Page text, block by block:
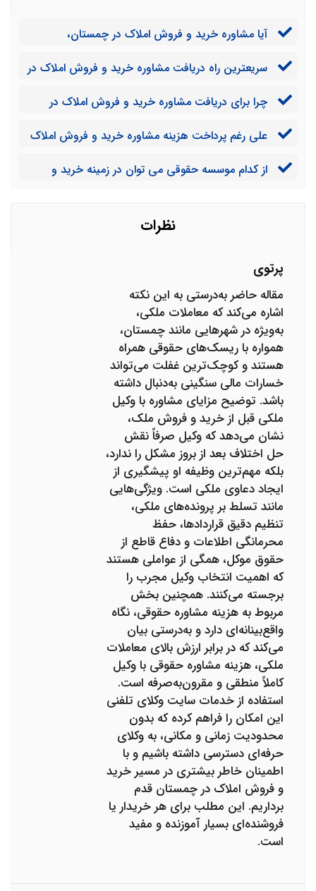
آیا مشاوره خرید و فروش املاک در چمستان،
سریعترین راه دریافت مشاوره خرید و فروش املاک در
چرا برای دریافت مشاوره خرید و فروش املاک در
نظر توجه داشته باشیم؟
علی رغم پرداخت هزینه مشاوره خرید و فروش املاک
وکلای تلفنی دارند؟
از کدام موسسه حقوقی می توان در زمینه خرید و
نظرات
پرتوی
مقاله حاضر به‌درستی به این نکته
اشاره می‌کند که معاملات ملکی،
به‌ویژه در شهرهایی مانند چمستان،
همواره با ریسک‌های حقوقی همراه
هستند و کوچک‌ترین غفلت می‌تواند
خسارات مالی سنگینی به‌دنبال داشته
باشد. توضیح مزایای مشاوره با وکیل
ملکی قبل از خرید و فروش ملک،
نشان می‌دهد که وکیل صرفاً نقش
حل اختلاف بعد از بروز مشکل را ندارد،
بلکه مهم‌ترین وظیفه او پیشگیری از
ایجاد دعاوی ملکی است. ویژگی‌هایی
مانند تسلط بر پرونده‌های ملکی،
تنظیم دقیق قراردادها، حفظ
محرمانگی اطلاعات و دفاع قاطع از
حقوق موکل، همگی از عواملی هستند
که اهمیت انتخاب وکیل مجرب را
برجسته می‌کنند. همچنین بخش
مربوط به هزینه مشاوره حقوقی، نگاه
واقع‌بینانه‌ای دارد و به‌درستی بیان
می‌کند که در برابر ارزش بالای معاملات
ملکی، هزینه مشاوره حقوقی با وکیل
کاملاً منطقی و مقرون‌به‌صرفه است.
استفاده از خدمات سایت وکلای تلفنی
این امکان را فراهم کرده که بدون
محدودیت زمانی و مکانی، به وکلای
حرفه‌ای دسترسی داشته باشیم و با
اطمینان خاطر بیشتری در مسیر خرید
و فروش املاک در چمستان قدم
برداریم. این مطلب برای هر خریدار یا
فروشنده‌ای بسیار آموزنده و مفید
است.